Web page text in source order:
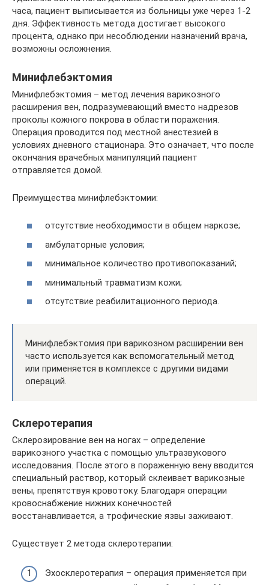
часа, пациент выписывается из больницы уже через 1-2
дня. Эффективность метода достигает высокого
процента, однако при несоблюдении назначений врача,
возможны осложнения.
Минифлебэктомия
Минифлебэктомия – метод лечения варикозного
расширения вен, подразумевающий вместо надрезов
проколы кожного покрова в области поражения.
Операция проводится под местной анестезией в
условиях дневного стационара. Это означает, что после
окончания врачебных манипуляций пациент
отправляется домой.
Преимущества минифлебэктомии:
отсутствие необходимости в общем наркозе;
амбулаторные условия;
минимальное количество противопоказаний;
минимальный травматизм кожи;
отсутствие реабилитационного периода.
Минифлебэктомия при варикозном расширении вен
часто используется как вспомогательный метод
или применяется в комплексе с другими видами
операций.
Склеротерапия
Склерозирование вен на ногах – определение
варикозного участка с помощью ультразвукового
исследования. После этого в пораженную вену вводится
специальный раствор, который склеивает варикозные
вены, препятствуя кровотоку. Благодаря операции
кровоснабжение нижних конечностей
восстанавливается, а трофические язвы заживают.
Существует 2 метода склеротерапии:
Эхосклеротерапия – операция применяется при